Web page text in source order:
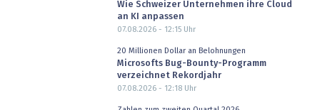
Wie Schweizer Unternehmen ihre Cloud
an KI anpassen
07.08.2026 - 12:15Uhr
20 Millionen Dollar an Belohnungen
Microsofts Bug-Bounty-Programm
verzeichnet Rekordjahr
07.08.2026 - 12:18Uhr